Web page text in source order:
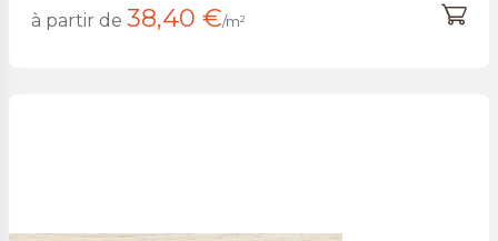
à partir de 38,40 €/m²